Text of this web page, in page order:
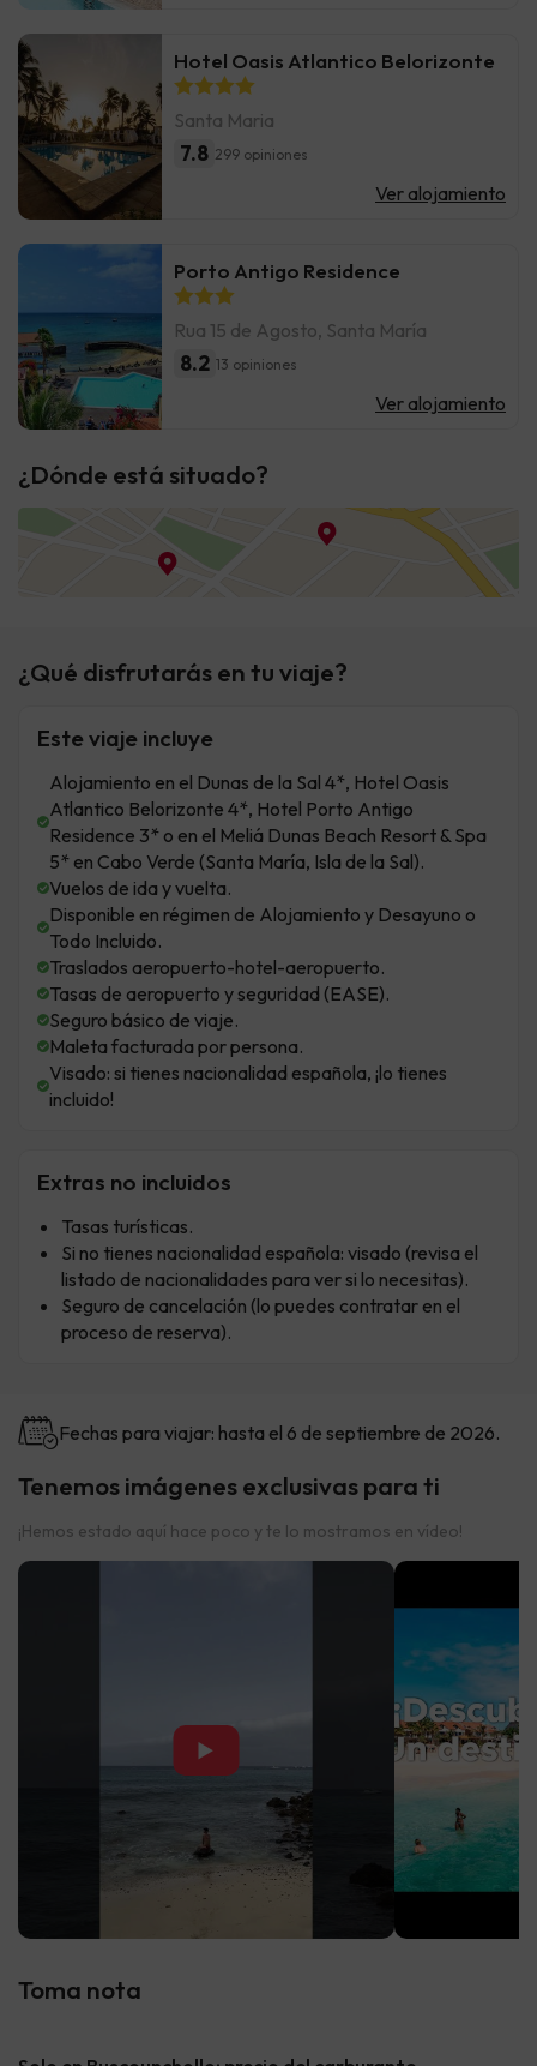
Hotel Oasis Atlantico Belorizonte
Santa Maria
7.8 299 opiniones
Ver alojamiento
Porto Antigo Residence
Rua 15 de Agosto, Santa María
8.2 13 opiniones
Ver alojamiento
¿Dónde está situado?
¿Qué disfrutarás en tu viaje?
Este viaje incluye
Alojamiento en el Dunas de la Sal 4*, Hotel Oasis
Atlantico Belorizonte 4*, Hotel Porto Antigo
Residence 3* o en el Meliá Dunas Beach Resort & Spa
5* en Cabo Verde (Santa María, Isla de la Sal).
Vuelos de ida y vuelta.
Disponible en régimen de Alojamiento y Desayuno o
Todo Incluido.
Traslados aeropuerto-hotel-aeropuerto.
Tasas de aeropuerto y seguridad (EASE).
Seguro básico de viaje.
Maleta facturada por persona.
Visado: si tienes nacionalidad española, ¡lo tienes
incluido!
Extras no incluidos
Tasas turísticas.
Si no tienes nacionalidad española: visado (revisa el
listado de nacionalidades para ver si lo necesitas).
Seguro de cancelación (lo puedes contratar en el
proceso de reserva).
Fechas para viajar: hasta el 6 de septiembre de 2026.
Tenemos imágenes exclusivas para ti
¡Hemos estado aquí hace poco y te lo mostramos en vídeo!
▶
Toma nota